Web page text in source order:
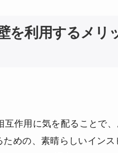
を利用するメリ
互作用に気を配ることで
めの、素晴らしいインス